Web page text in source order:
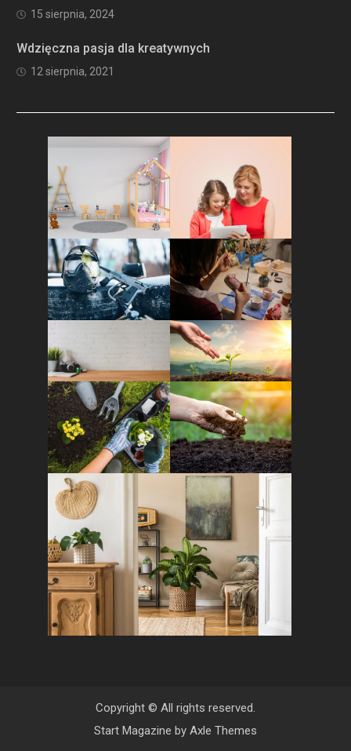
15 sierpnia, 2024
Wdzięczna pasja dla kreatywnych
12 sierpnia, 2021
Copyright © All rights reserved.
Start Magazine by Axle Themes